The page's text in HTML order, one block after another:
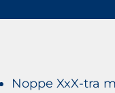
Noppe XxX-tra